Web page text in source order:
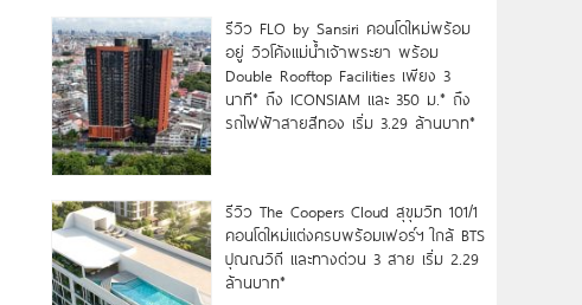
รีวิว FLO by Sansiri คอนโดใหม่พร้อม
อยู่ วิวโค้งแม่น้ำเจ้าพระยา พร้อม
Double Rooftop Facilities เพียง 3
นาที* ถึง ICONSIAM และ 350 ม.* ถึง
รถไฟฟ้าสายสีทอง เริ่ม 3.29 ล้านบาท*
รีวิว The Coopers Cloud สุขุมวิท 101/1
คอนโดใหม่แต่งครบพร้อมเฟอร์ฯ ใกล้ BTS
ปุณณวิถี และทางด่วน 3 สาย เริ่ม 2.29
ล้านบาท*